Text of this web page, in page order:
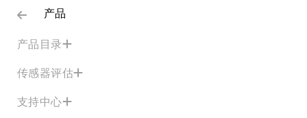
产品
产品目录
传感器评估
支持中心